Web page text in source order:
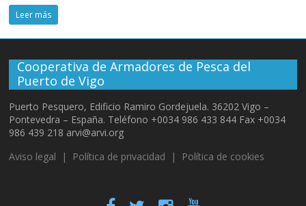
Leer más
Cooperativa de Armadores de Pesca del
Puerto de Vigo
Puerto Pesquero, Edificio Ramiro Gordejuela. 36202 Vigo –
Pontevedra – España. Teléfono +0034 986 433 844 Fax +0034
986 439 218 arvi@arvi.org
Aviso legal | Política de privacidad | Política de cookies